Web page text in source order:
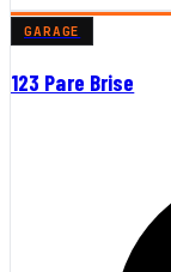
GARAGE
123 Pare Brise